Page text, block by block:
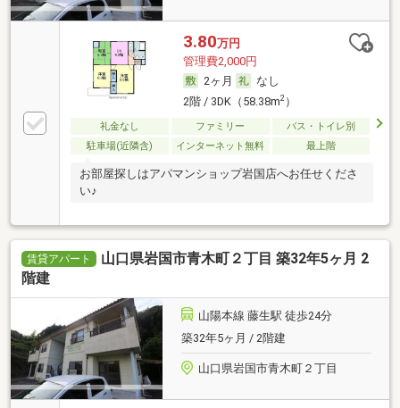
3.80万円
管理費2,000円
2ヶ月
なし
2階 / 3DK（58.38m2）
礼金なし ファミリー
バス・トイレ別
駐車場(近隣含)
インターネット無料 最上階
お部屋探しはアパマンショップ岩国店へお任せくださ
い♪
賃貸アパート
山口県岩国市青木町２丁目 築32年5ヶ月 2
階建
山陽本線 藤生駅 徒歩24分
築32年5ヶ月 / 2階建
山口県岩国市青木町２丁目